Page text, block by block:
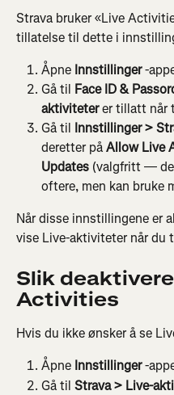
Strava bruker «Live
tillatelse til dette i
Åpne Innstillinger -
Gå til Face ID &
aktiviteter er tillatt når
Gå til Innstillinger >
deretter på Allow Live
Updates (valgfritt —
oftere, men kan bruke
Når disse innstillingene er
vise Live-aktiviteter når du
Slik
Activities
Hvis du ikke ønsker å se
Åpne Innstillinger -
Gå til Strava > Live-